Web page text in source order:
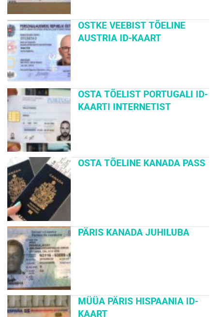
OSTKE VEEBIST TÕELINE
AUSTRIA ID-KAART
OSTA TÕELIST PORTUGALI ID-
KAARTI INTERNETIST
OSTA TÕELINE KANADA PASS
PÄRIS KANADA JUHILUBA
MÜÜA PÄRIS HISPAANIA ID-
KAART